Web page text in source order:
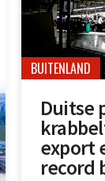
BUITENLAND
Duitse
export
record